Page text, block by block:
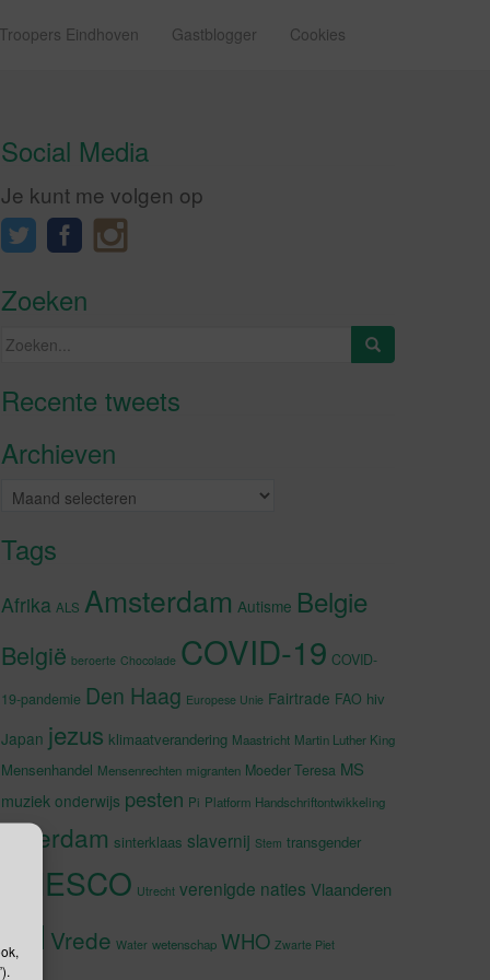
Eindhoven Gastblogger Cookies
Social Media
Je kunt me volgen op
Zoeken
Zoeken
Recente tweetsKlik om marketing cookies te
Archieven
Archieven
Tags
Afrika ALS Amsterdam Autisme Belgie
België beroerte Chocolade COVID-19 COVID-
19-pandemie Den Haag Europese Unie Fairtrade FAO hiv
Japan jezus klimaatverandering Maastricht Martin Luther King
Mensenhandel Mensenrechten migranten Moeder Teresa MS
muziek onderwijs pesten Pi Platform Handschriftontwikkeling
rotterdam sinterklaas slavernij Stem transgender
UNESCO Utrecht verenigde naties Vlaanderen
VN Vrede Water wetenschap WHO Zwarte Piet